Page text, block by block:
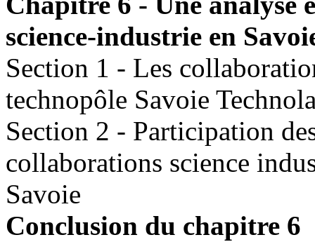
science-industrie en
Section 1 - Les
technopôle Savoie
Section 2 - Participation
collaborations science
Savoie
Conclusion du chapitre 6